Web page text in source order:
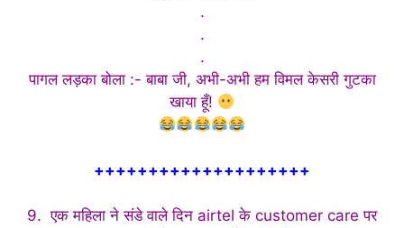
.
.
.
पागल लड़का बोला :- बाबा जी, अभी-अभी हम विमल केसरी गुटका
खाया हूँ!
++++++++++++++++++++
9. एक महिला ने संडे वाले दिन airtel के customer care पर